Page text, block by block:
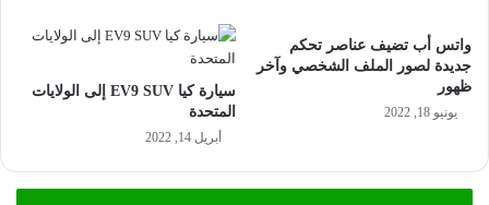
واتس أب تضيف عناصر تحكم
جديدة لصور الملف الشخصي وآخر
ظهور
يونيو 18, 2022
سيارة كيا EV9 SUV إلى الولايات
المتحدة
أبريل 14, 2022